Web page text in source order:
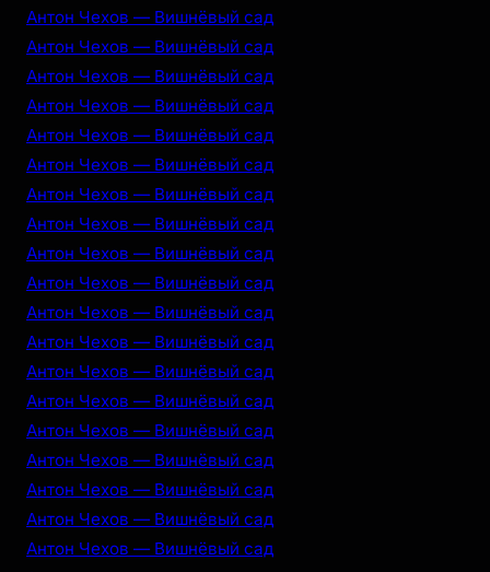
Антон Чехов — Вишнёвый сад
Антон Чехов — Вишнёвый сад
Антон Чехов — Вишнёвый сад
Антон Чехов — Вишнёвый сад
Антон Чехов — Вишнёвый сад
Антон Чехов — Вишнёвый сад
Антон Чехов — Вишнёвый сад
Антон Чехов — Вишнёвый сад
Антон Чехов — Вишнёвый сад
Антон Чехов — Вишнёвый сад
Антон Чехов — Вишнёвый сад
Антон Чехов — Вишнёвый сад
Антон Чехов — Вишнёвый сад
Антон Чехов — Вишнёвый сад
Антон Чехов — Вишнёвый сад
Антон Чехов — Вишнёвый сад
Антон Чехов — Вишнёвый сад
Антон Чехов — Вишнёвый сад
Антон Чехов — Вишнёвый сад